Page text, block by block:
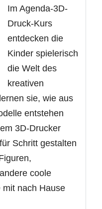
Im Agenda-3D-
Druck-Kurs
entdecken die
Kinder spielerisch
die Welt des
kreativen
sie, wie aus
entstehen
3D-Drucker
Schritt gestalten
coole
nach Hause